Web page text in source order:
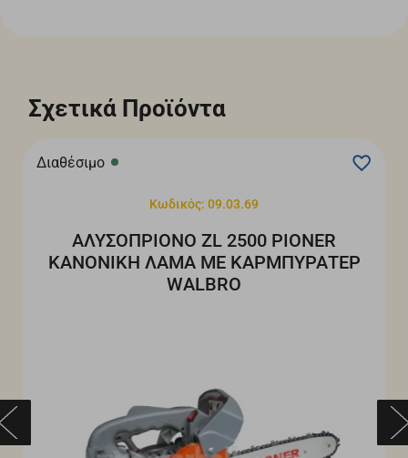
Σχετικά Προϊόντα
Διαθέσιμο
Κωδικός: 09.03.69
ΑΛΥΣΟΠΡΙΟΝΟ ZL 2500 PIONER
ΚΑΝΟΝΙΚΗ ΛΑΜΑ ΜΕ ΚΑΡΜΠΥΡΑΤΕΡ
WALBRO